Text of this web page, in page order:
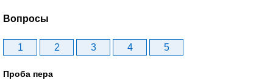
Вопросы
1 2 3 4 5
Проба пера